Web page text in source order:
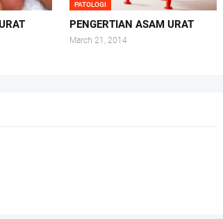
PATOLOGI
PENGERTIAN ASAM URAT
March 21, 2014